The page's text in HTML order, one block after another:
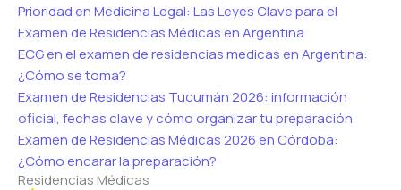
Prioridad en Medicina Legal: Las Leyes Clave para el
Examen de Residencias Médicas en Argentina
ECG en el examen de residencias medicas en Argentina:
¿Cómo se toma?
Examen de Residencias Tucumán 2026: información
oficial, fechas clave y cómo organizar tu preparación
Examen de Residencias Médicas 2026 en Córdoba:
¿Cómo encarar la preparación?
Residencias Médicas